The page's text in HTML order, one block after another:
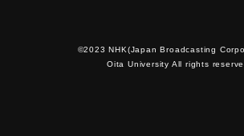
©2023 NHK(Japan Broadcasting
Oita University All rights